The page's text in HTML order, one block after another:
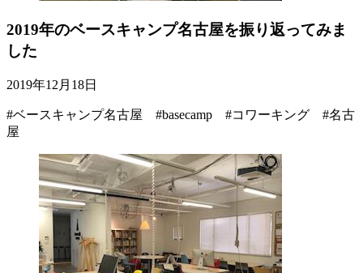
2019年のベースキャンプ名古屋を振り返ってみま
した
2019年12月18日
#ベースキャンプ名古屋 #basecamp #コワーキング #名古
屋